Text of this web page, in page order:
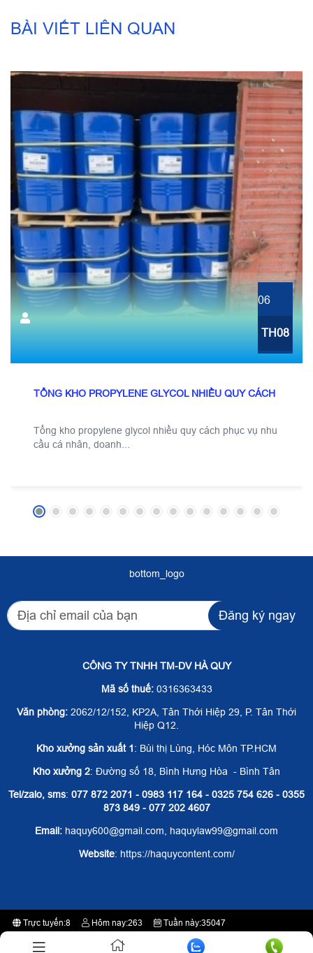
BÀI VIẾT LIÊN QUAN
06
TH08
TỔNG KHO PROPYLENE GLYCOL NHIỀU QUY CÁCH
Tổng kho propylene glycol nhiều quy cách phục vụ nhu
cầu cá nhân, doanh...
bottom_logo
Đăng ký ngay
CÔNG TY TNHH TM-DV HÀ QUY
Mã số thuế:0316363433
Văn phòng: 2062/12/152, KP2A, Tân Thới Hiệp 29, P. Tân Thới
Hiệp Q12.
Kho xưởng sản xuất 1: Bùi thị Lùng, Hóc Môn TP.HCM
Kho xưởng 2: Đường số 18, Bình Hưng Hòa - Bình Tân
Tel/zalo, sms: 077 872 2071 - 0983 117 164 - 0325 754 626 - 0355
873 849 - 077 202 4607
Email: haquy600@gmail.com, haquylaw99@gmail.com
Website: https://haquycontent.com/
Trực tuyến:8 Hôm nay:263 Tuần này:35047
Tất cả: